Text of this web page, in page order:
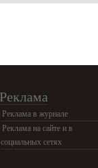
Реклама
Реклама в журнале
Реклама на сайте и в
социальных сетях